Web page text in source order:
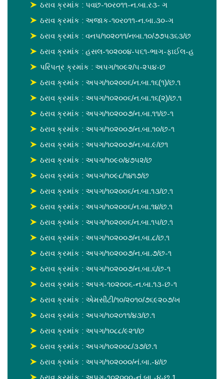
ઠરાવ ક્રમાંક : પવછ-૧૦ર૦૧૧-ન.બા.ર૩- ગ
ઠરાવ ક્રમાંક : અજાક-૧૦ર૦૧૧-ન.બા.૩૦-ગ
ઠરાવ ક્રમાંક : વનપ/૧૦૨૦૧૧/નબા.૧૦/૭૭૫૩૬૩/છ
ઠરાવ ક્રમાંક : હસલ-૧૦૨૦૦૪-૫૬૧-ભાગ-ફાઈલ-હ
પરિપત્ર ક્રમાંક : અપગ/૧૦૯૨/૫-૨૫૪-છ
ઠરાવ ક્રમાંક : અપગ/૧૦૨૦૦૬/ન.બા.૧૬(૧)/છ.૧
ઠરાવ ક્રમાંક : અપગ/૧૦૨૦૦૬/ન.બા.૧૬(૨)/છ.૧
ઠરાવ ક્રમાંક : અપગ/૧૦૨૦૦૭/ન.બા.૧૧/છ-૧
ઠરાવ ક્રમાંક : અપગ/૧૦૨૦૦૭/ન.બા.૧૦/છ-૧
ઠરાવ ક્રમાંક : અપગ/૧૦૨૦૦૭/ન.બા.૯/છ૧
ઠરાવ ક્રમાંક : અપગ/૧૦૯૦/૪૭૫૨/છ
ઠરાવ ક્રમાંક : અપગ/૧૦૯૮/૧૪૧૭/છ
ઠરાવ ક્રમાંક : અપગ/૧૦૨૦૦૬/ન.બા.૧૩/છ.૧
ઠરાવ ક્રમાંક : અપગ/૧૦૨૦૦૬/ન.બા.૧૪/છ.૧
ઠરાવ ક્રમાંક : અપગ/૧૦૨૦૦૬/ન.બા.૧૫/છ.૧
ઠરાવ ક્રમાંક : અપગ/૧૦૨૦૦૭/ન.બા.૮/છ.૧
ઠરાવ ક્રમાંક : અપગ/૧૦૨૦૦૭/ન.બા.૭/છ-૧
ઠરાવ ક્રમાંક : અપગ/૧૦૨૦૦૭/ન.બા.૬/છ-૧
ઠરાવ ક્રમાંક : અપગ-૧૦૨૦૦૬-ન.બા.૧૩-છ-૧
ઠરાવ ક્રમાંક : એમસીટી/૧૦/૨૦૧૦/૭૬૯૨૦૭/ખ
ઠરાવ ક્રમાંક : અપગ/૧૦૨૦૧૧/૪૩/છ.૧
ઠરાવ ક્રમાંક : અપગ/૧૦૮૮/૯૨૧/છ
ઠરાવ ક્રમાંક : અપગ/૧૦૨૦૦૮/૩૭/છ.૧
ઠરાવ ક્રમાંક : અપગ/૧૦૨૦૦૦/નં.બા.-૪/છ
ઠરાવ ક્રમાંક : અપગ-૧૦૨૦૦૦-નં.બા.-૪-છ.1